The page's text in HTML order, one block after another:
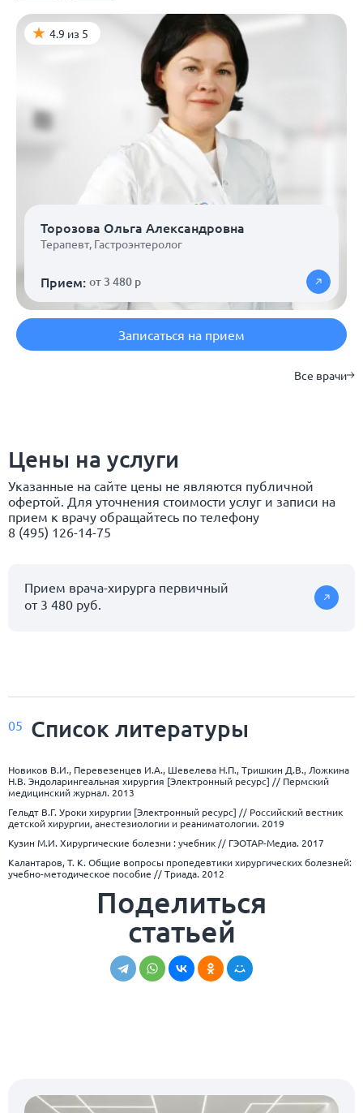
4.9 из 5
Торозова Ольга Александровна
Терапевт, Гастроэнтеролог
Прием: от 3 480 р
Записаться на прием
Все врачи
Цены на услуги
Указанные на сайте цены не являются публичной
офертой. Для уточнения стоимости услуг и записи на
прием к врачу обращайтесь по телефону
8 (495) 126-14-75
Прием врача-хирурга первичный
от 3 480 руб.
05 Список литературы
Новиков В.И., Перевезенцев И.А., Шевелева Н.П., Тришкин Д.В., Ложкина
Н.В. Эндоларингеальная хирургия [Электронный ресурс] // Пермский
медицинский журнал. 2013
Гельдт В.Г. Уроки хирургии [Электронный ресурс] // Российский вестник
детской хирургии, анестезиологии и реаниматологии. 2019
Кузин М.И. Хирургические болезни : учебник // ГЭОТАР-Медиа. 2017
Калантаров, Т. К. Общие вопросы пропедевтики хирургических болезней:
учебно-методическое пособие // Триада. 2012
Поделиться
статьей